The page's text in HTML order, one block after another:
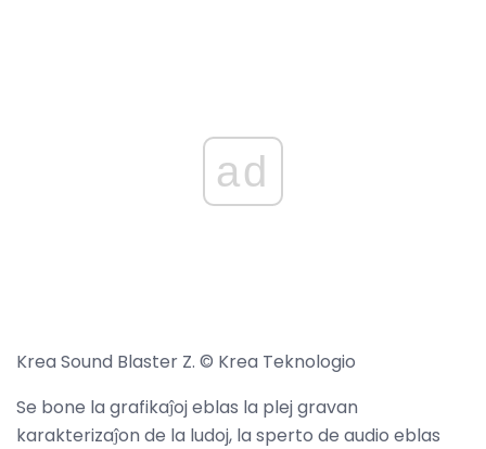
ad
Krea Sound Blaster Z. © Krea Teknologio
Se bone la grafikaĵoj eblas la plej gravan
karakterizaĵon de la ludoj, la sperto de audio eblas